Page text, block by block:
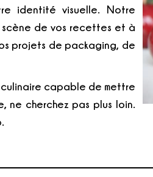
identité visuelle. Notre
scène de vos recettes et à
projets de packaging, de
culinaire capable de mettre
ne cherchez pas plus loin.